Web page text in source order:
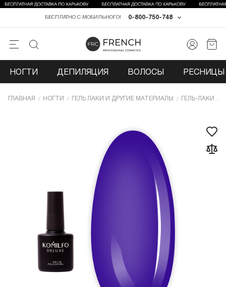
0-800-750-748
БЕСПЛАТНО С МОБИЛЬНОГО!
НОГТИ ДЕПИЛЯЦИЯ ВОЛОСЫ РЕСНИЦЫ
ГЛАВНАЯ НОГТИ ГЕЛЬ ЛАКИ И ДРУГИЕ МАТЕРИАЛЫ ГЕЛЬ-ЛАКИ